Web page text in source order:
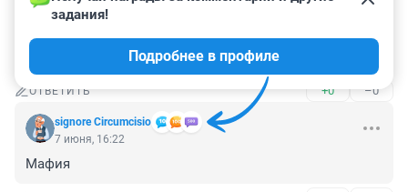
Гость
Вода то из туры) 😂😅
ОТВЕТИТЬ +0 –0
signore Сircumcisio
задания!
Подробнее в профиле
7 июня, 16:22
Мафия